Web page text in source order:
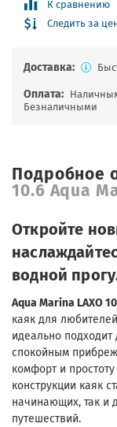
К сравнению
Следить за
Доставка:
Оплата:
Безналичными
Подробное
10.6 Aqua
Откройте
водной
Aqua Marina LAXO
каяк для
идеально
спокойным
комфорт и
конструкции каяк
начинающих, так и
путешествий.